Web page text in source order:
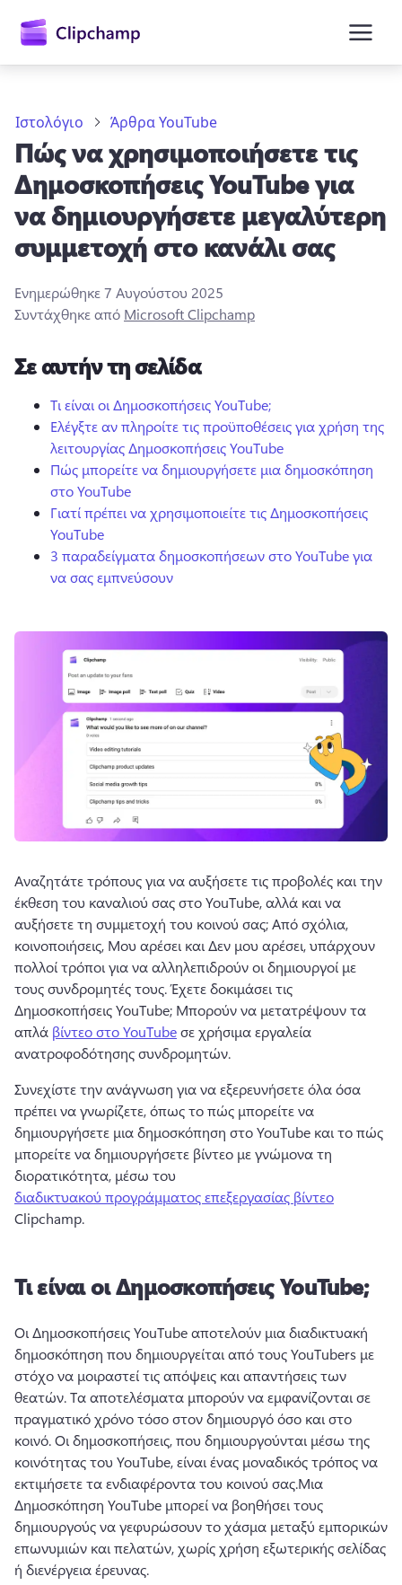
περιεχόμενο
Δωρεάν δοκιμή
Ιστολόγιο Άρθρα YouTube
Πώς να χρησιμοποιήσετε τις
Δημοσκοπήσεις YouTube για
να δημιουργήσετε μεγαλύτερη
συμμετοχή στο κανάλι σας
Ενημερώθηκε7 Αυγούστου 2025
Συντάχθηκε από Microsoft Clipchamp
Σε αυτήν τη σελίδα
Τι είναι οι Δημοσκοπήσεις YouTube;
Ελέγξτε αν πληροίτε τις προϋποθέσεις για χρήση της
λειτουργίας Δημοσκοπήσεις YouTube
Πώς μπορείτε να δημιουργήσετε μια δημοσκόπηση
στο YouTube
Γιατί πρέπει να χρησιμοποιείτε τις Δημοσκοπήσεις
YouTube
3 παραδείγματα δημοσκοπήσεων στο YouTube για
να σας εμπνεύσουν
Αναζητάτε τρόπους για να αυξήσετε τις προβολές και την
έκθεση του καναλιού σας στο YouTube, αλλά και να
αυξήσετε τη συμμετοχή του κοινού σας; Από σχόλια,
κοινοποιήσεις, Μου αρέσει και Δεν μου αρέσει, υπάρχουν
πολλοί τρόποι για να αλληλεπιδρούν οι δημιουργοί με
τους συνδρομητές τους. Έχετε δοκιμάσει τις
Δημοσκοπήσεις YouTube; Mπορούν να μετατρέψουν τα
απλά βίντεο στο YouTube σε χρήσιμα εργαλεία
ανατροφοδότησης συνδρομητών.
Συνεχίστε την ανάγνωση για να εξερευνήσετε όλα όσα
πρέπει να γνωρίζετε, όπως το πώς μπορείτε να
δημιουργήσετε μια δημοσκόπηση στο YouTube και το πώς
μπορείτε να δημιουργήσετε βίντεο με γνώμονα τη
διορατικότητα, μέσω του
διαδικτυακού προγράμματος επεξεργασίας βίντεο
Clipchamp.
Τι είναι οι Δημοσκοπήσεις YouTube;
Οι Δημοσκοπήσεις YouTube αποτελούν μια διαδικτυακή
δημοσκόπηση που δημιουργείται από τους YouTubers με
στόχο να μοιραστεί τις απόψεις και απαντήσεις των
θεατών. Τα αποτελέσματα μπορούν να εμφανίζονται σε
πραγματικό χρόνο τόσο στον δημιουργό όσο και στο
κοινό. Οι δημοσκοπήσεις, που δημιουργούνται μέσω της
κοινότητας του YouTube, είναι ένας μοναδικός τρόπος να
εκτιμήσετε τα ενδιαφέροντα του κοινού σας.Μια
Δημοσκόπηση YouTube μπορεί να βοηθήσει τους
δημιουργούς να γεφυρώσουν το χάσμα μεταξύ εμπορικών
επωνυμιών και πελατών, χωρίς χρήση εξωτερικής σελίδας
ή διενέργεια έρευνας.